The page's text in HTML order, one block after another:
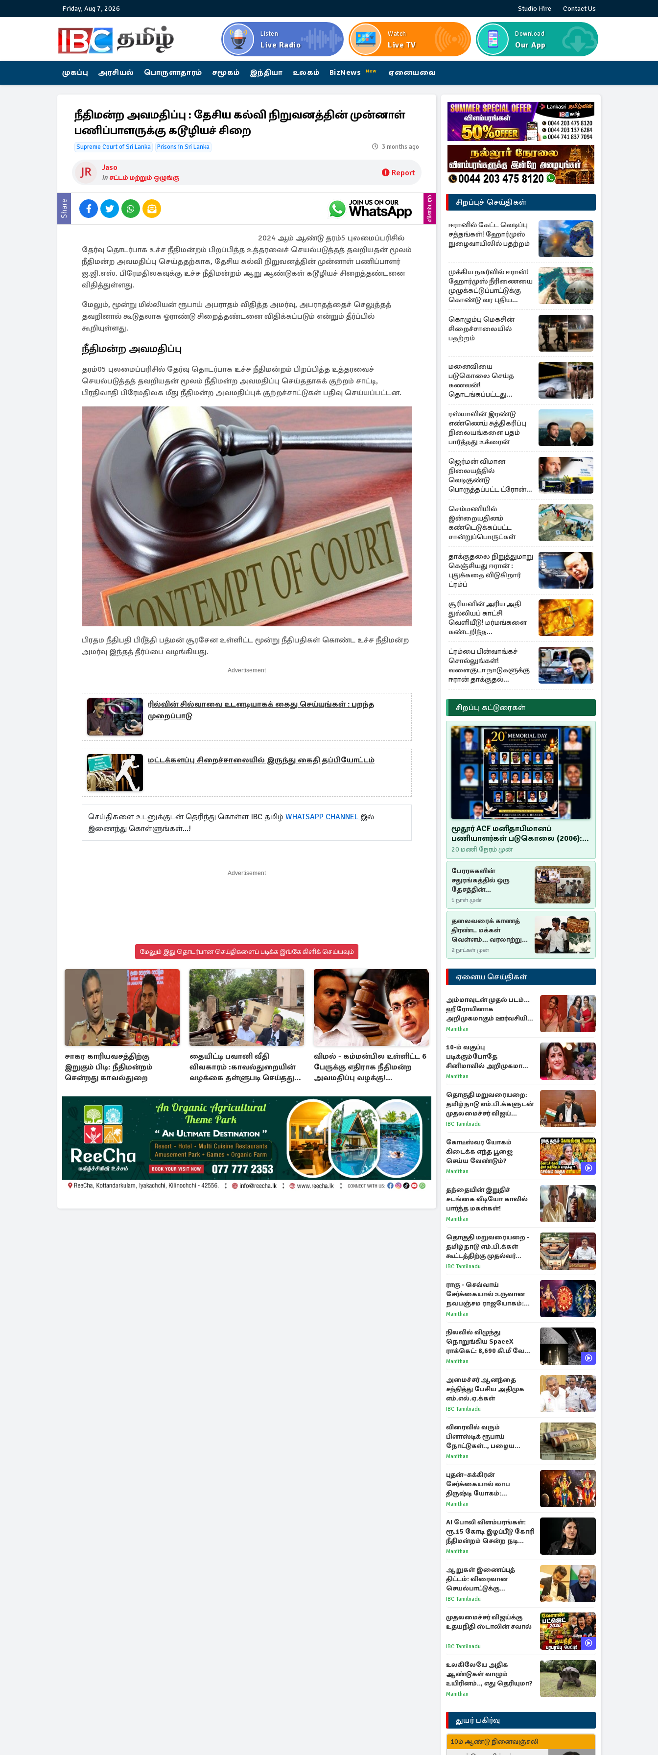
Friday, Aug 7, 2026 Studio Hire Contact Us
Listen
Live Radio
Watch
Live TV
Download
Our App
முகப்பு அரசியல் பொருளாதாரம் சமூகம் இந்தியா உலகம் BizNews New ஏனையவை
நீதிமன்ற அவமதிப்பு : தேசிய கல்வி நிறுவனத்தின் முன்னாள்
பணிப்பாளருக்கு கடூழியச் சிறை
Supreme Court of Sri Lanka Prisons in Sri Lanka 3 months ago
Jaso
in சட்டம் மற்றும் ஒழுங்கு Report
Share விளம்பரம்
2024 ஆம் ஆண்டு தரம்5 புலமைப்பரிசில்
தேர்வு தொடர்பாக உச்ச நீதிமன்றம் பிறப்பித்த உத்தரவைச் செயல்படுத்தத் தவறியதன் மூலம்
நீதிமன்ற அவமதிப்பு செய்ததற்காக, தேசிய கல்வி நிறுவனத்தின் முன்னாள் பணிப்பாளர்
ஐ.ஜி.எஸ். பிரேமதிலகவுக்கு உச்ச நீதிமன்றம் ஆறு ஆண்டுகள் கடூழியச் சிறைத்தண்டனை
விதித்துள்ளது.
மேலும், மூன்று மில்லியன் ரூபாய் அபராதம் விதித்த அமர்வு, அபராதத்தைச் செலுத்தத்
தவறினால் கூடுதலாக ஓராண்டு சிறைத்தண்டனை விதிக்கப்படும் என்றும் தீர்ப்பில்
கூறியுள்ளது.
நீதிமன்ற அவமதிப்பு
தரம்05 புலமைப்பரிசில் தேர்வு தொடர்பாக உச்ச நீதிமன்றம் பிறப்பித்த உத்தரவைச்
செயல்படுத்தத் தவறியதன் மூலம் நீதிமன்ற அவமதிப்பு செய்ததாகக் குற்றம் சாட்டி,
பிரதிவாதி பிரேமதிலக மீது நீதிமன்ற அவமதிப்புக் குற்றச்சாட்டுகள் பதிவு செய்யப்பட்டன.
பிரதம நீதிபதி பிரீத்தி பத்மன் சூரசேன உள்ளிட்ட மூன்று நீதிபதிகள் கொண்ட உச்ச நீதிமன்ற
அமர்வு இந்தத் தீர்ப்பை வழங்கியது.
Advertisement
ரில்வின் சில்வாவை உடனடியாகக் கைது செய்யுங்கள் : பறந்த
முறைப்பாடு
மட்டக்களப்பு சிறைச்சாலையில் இருந்து கைதி தப்பியோட்டம்
செய்திகளை உடனுக்குடன் தெரிந்து கொள்ள IBC தமிழ் WHATSAPP CHANNEL இல்
இணைந்து கொள்ளுங்கள்...!
Advertisement
மேலும் இது தொடர்பான செய்திகளைப் படிக்க இங்கே கிளிக் செய்யவும்
சாகர காரியவசத்திற்கு
இறுகும் பிடி: நீதிமன்றம்
சென்றது காவல்துறை
தையிட்டி பவானி வீதி
விவகாரம் :காவல்துறையின்
வழக்கை தள்ளுபடி செய்தது
விமல் - கம்மன்பில உள்ளிட்ட 6
பேருக்கு எதிராக நீதிமன்ற
அவமதிப்பு வழக்கு!
சிறப்புச் செய்திகள்
ஈரானில் கேட்ட வெடிப்பு
சத்தங்கள்! ஹோர்முஸ்
நுழைவாயிலில் பதற்றம்
முக்கிய நகர்வில் ஈரான்!
ஹோர்முஸ் நீரிணையை
முழுக்கட்டுப்பாட்டுக்கு
கொண்டு வர புதிய
சட்டமூலம்
கொழும்பு மெகசின்
சிறைச்சாலையில்
பதற்றம்
மனைவியை
படுகொலை செய்த
கணவன்!
தொடங்கப்பட்டது
விசாரணை
ரஸ்யாவின் இரண்டு
எண்ணெய் சுத்திகரிப்பு
நிலையங்களை பதம்
பார்த்தது உக்ரைன்
ஜெர்மன் விமான
நிலையத்தில்
வெடிகுண்டு
பொருத்தப்பட்ட ட்ரோன்!
தப்பியது உக்ரைன்
விமானம்
செம்மணியில்
இன்றையதினம்
கண்டெடுக்கப்பட்ட
சான்றுப்பொருட்கள்
தாக்குதலை நிறுத்துமாறு
கெஞ்சியது ஈரான் :
புதுக்கதை விடுகிறார்
ட்ரம்ப்
சூரியனின் அரிய அதி
துல்லியப் காட்சி
வெளியீடு! மர்மங்களை
கண்டறிந்த
விஞ்ஞானிகள்
ட்ரம்பை பின்வாங்கச்
சொல்லுங்கள்!
வளைகுடா நாடுகளுக்கு
ஈரான் தாக்குதல்
எச்சரிக்கை
சிறப்பு கட்டுரைகள்
மூதூர் ACF மனிதாபிமானப்
பணியாளர்கள் படுகொலை (2006):
20 ஆண்டுகளாகியும் நீதி
மறுக்கப்பட்ட மனிதாபிமானப்
பேரவலம்
20 மணி நேரம் முன்
பேரரசுகளின்
சதுரங்கத்தில் ஒரு
தேசத்தின்
தீர்க்கதரிசனம் :
சுதுமலை பிரகடனம்
ஒரு வரலாற்றுப் பாடம்
1 நாள் முன்
தலைவரைக் காணத்
திரண்ட மக்கள்
வெள்ளம்... வரலாற்றுச்
சிறப்புமிக்க சுதுமலைப்
பிரகடனம்…
2 நாட்கள் முன்
ஏனைய செய்திகள்
அம்மாவுடன் முதல் படம்...
ஹீரோயினாக
அறிமுகமாகும் ஊர்வசியின்
மகள் தேஜலட்சுமி!
Manithan
10-ம் வகுப்பு
படிக்கும்போதே
சினிமாவில் அறிமுகமான
த்ரிஷா! உண்மையை
காந்தி
Manithan
தொகுதி மறுவரையறை:
தமிழ்நாடு எம்.பி.க்களுடன்
முதலமைச்சர் விஜய்
ஆலோசனை
IBC Tamilnadu
கோடீஸ்வர யோகம்
கிடைக்க எந்த பூஜை
செய்ய வேண்டும்?
Manithan
தந்தையின் இறுதிச்
சடங்கை வீடியோ காலில்
பார்த்த மகள்கள்!
Manithan
தொகுதி மறுவரையறை -
தமிழ்நாடு எம்.பி.க்கள்
கூட்டத்திற்கு முதல்வர்
விஜய் அழைப்பு
IBC Tamilnadu
ராகு - செவ்வாய்
சேர்க்கையால் உருவான
நவபஞ்சம ராஜயோகம்:
அதிர்ஷ்டம் பெறும் 3
Manithan
நிலவில் விழுந்து
நொறுங்கிய SpaceX
ராக்கெட்: 8,690 கி.மீ வேக
மோதலால் உருவான புதிய
Manithan
அமைச்சர் ஆனந்தை
சந்தித்து பேசிய அதிமுக
எம்.எல்.ஏ.க்கள்
IBC Tamilnadu
விரைவில் வரும்
பிளாஸ்டிக் ரூபாய்
நோட்டுகள்.., பழைய
காகித நோட்டுகள்
Manithan
புதன்–சுக்கிரன்
சேர்க்கையால் லாப
திருஷ்டி யோகம்:
அதிர்ஷ்டம் பெறும் டாப் 3
Manithan
AI போலி விளம்பரங்கள்:
ரூ.15 கோடி இழப்பீடு கோரி
நீதிமன்றம் சென்ற நடிகை
ஸ்ருதி ஹாசன்!
Manithan
ஆறுகள் இணைப்புத்
திட்டம்: விரைவான
செயல்பாட்டுக்கு
பிரதமருக்கு முதலமைச்சர்
IBC Tamilnadu
முதலமைச்சர் விஜய்க்கு
உதயநிதி ஸ்டாலின் சவால்
IBC Tamilnadu
உலகிலேயே அதிக
ஆண்டுகள் வாழும்
உயிரினம்.., எது தெரியுமா?
Manithan
துயர் பகிர்வு
10ம் ஆண்டு நினைவஞ்சலி